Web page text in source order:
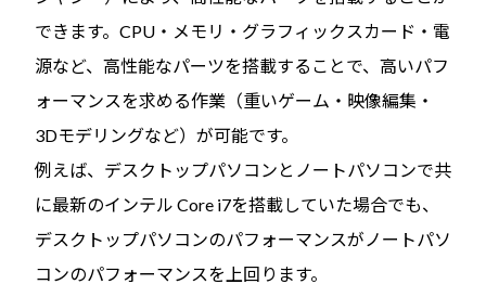
できます。CPU・メモリ・グラフィックスカード・電
源など、高性能なパーツを搭載することで、高いパフ
ォーマンスを求める作業（重いゲーム・映像編集・
3Dモデリングなど）が可能です。
例えば、デスクトップパソコンとノートパソコンで共
に最新のインテル Core i7を搭載していた場合でも、
デスクトップパソコンのパフォーマンスがノートパソ
コンのパフォーマンスを上回ります。